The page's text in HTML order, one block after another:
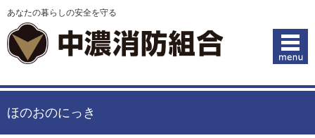
あなたの暮らしの安全を守る
ほのおのにっき